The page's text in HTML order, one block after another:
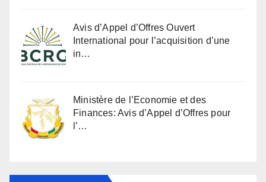
Avis d’Appel d’Offres Ouvert
International pour l’acquisition d’une
in…
Ministère de l’Economie et des
Finances: Avis d’Appel d’Offres pour
l’…